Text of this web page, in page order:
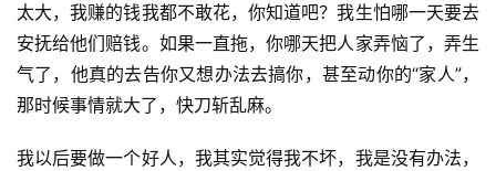
太大，我赚的钱我都不敢花，你知道吧？我生怕哪一天要去
安抚给他们赔钱。如果一直拖，你哪天把人家弄恼了，弄生
气了，他真的去告你又想办法去搞你，甚至动你的“家人”，
那时候事情就大了，快刀斩乱麻。
我以后要做一个好人，我其实觉得我不坏，我是没有办法，